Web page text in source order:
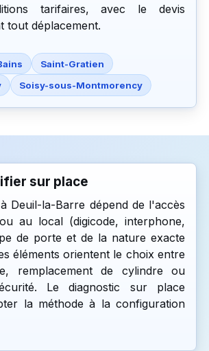
tarifaires, avec le devis
tout déplacement.
Saint-Gratien
Soisy-sous-Montmorency
sur place
Deuil-la-Barre dépend de l'accès
au local (digicode, interphone,
de porte et de la nature exacte
éléments orientent le choix entre
remplacement de cylindre ou
Le diagnostic sur place
la méthode à la configuration